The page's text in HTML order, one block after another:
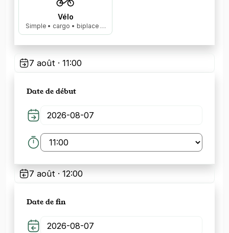
Vélo
Simple • cargo • biplace …
7 août · 11:00
Date de début
7 août · 12:00
Date de fin